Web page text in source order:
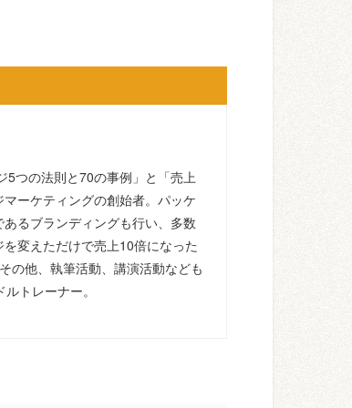
5つの法則と70の事例」と「売上
ーケティングの創始者。パッケ
るブランディングも行い、多数
変えただけで売上10倍になった
の他、執筆活動、講演活動なども
トレーナー。